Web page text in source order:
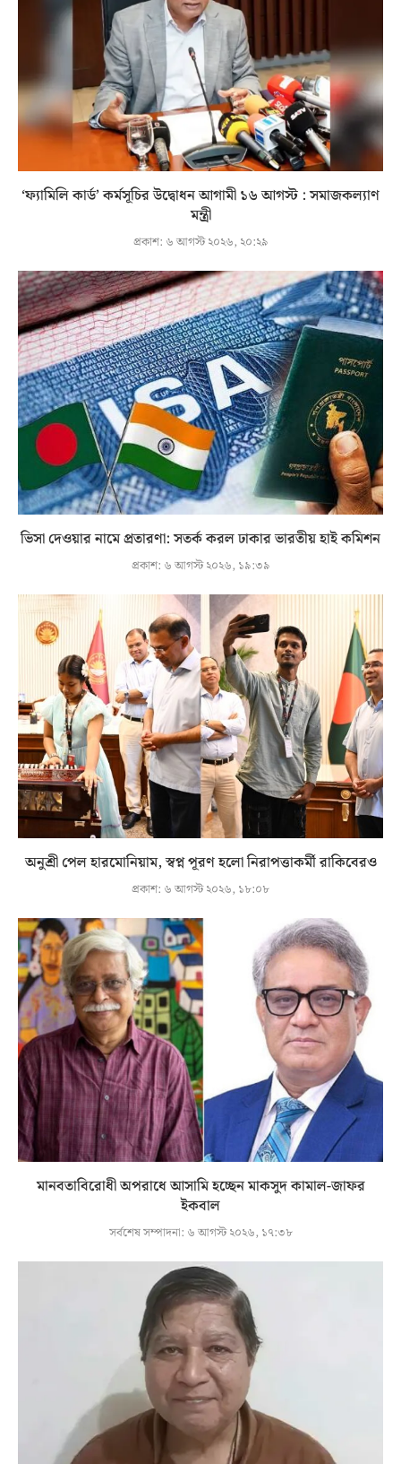
‘ফ্যামিলি কার্ড’ কর্মসূচির উদ্বোধন আগামী ১৬ আগস্ট : সমাজকল্যাণ
মন্ত্রী
প্রকাশ: ৬ আগস্ট ২০২৬, ২০:২৯
ভিসা দেওয়ার নামে প্রতারণা: সতর্ক করল ঢাকার ভারতীয় হাই কমিশন
প্রকাশ: ৬ আগস্ট ২০২৬, ১৯:৩৯
অনুশ্রী পেল হারমোনিয়াম, স্বপ্ন পূরণ হলো নিরাপত্তাকর্মী রাকিবেরও
প্রকাশ: ৬ আগস্ট ২০২৬, ১৮:০৮
মানবতাবিরোধী অপরাধে আসামি হচ্ছেন মাকসুদ কামাল-জাফর
ইকবাল
সর্বশেষ সম্পাদনা: ৬ আগস্ট ২০২৬, ১৭:৩৮